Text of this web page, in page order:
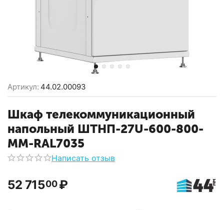
Артикул: 44.02.00093
Шкаф телекоммуникационный
напольный ШТНП-27U-600-800-
ММ-RAL7035
Написать отзыв
52 71500 ₽